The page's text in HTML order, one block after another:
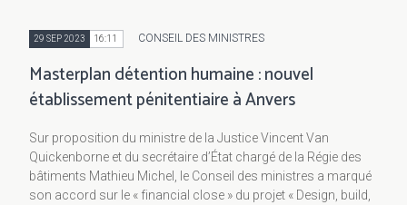
29 SEP 2023 16:11 CONSEIL DES MINISTRES
Masterplan détention humaine : nouvel
établissement pénitentiaire à Anvers
Sur proposition du ministre de la Justice Vincent Van
Quickenborne et du secrétaire d’État chargé de la Régie des
bâtiments Mathieu Michel, le Conseil des ministres a marqué
son accord sur le « financial close » du projet « Design, build,